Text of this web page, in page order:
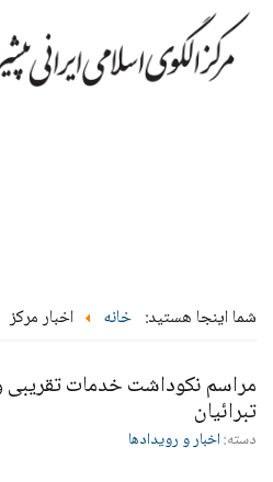
شما اینجا هستید: خانه اخبار مرکز
مراسم نکوداشت خدمات
تبرائیان
دسته:اخبار و رویدادها